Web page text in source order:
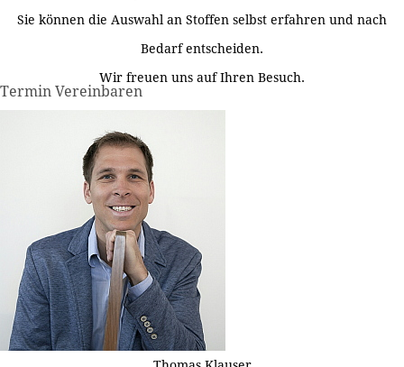
Sie können die Auswahl an Stoffen selbst erfahren und nach
Bedarf entscheiden.
Wir freuen uns auf Ihren Besuch.
Termin Vereinbaren